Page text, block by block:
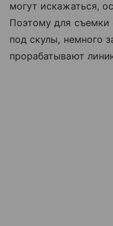
могут искажаться,
Поэтому для съемки
под скулы, немного
прорабатывают